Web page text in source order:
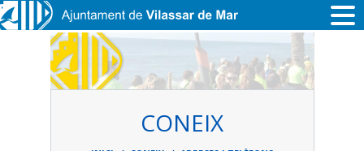
Vés al contingut
CONEIX